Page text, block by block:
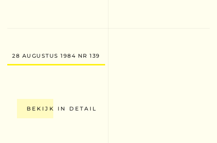
28 AUGUSTUS 1984 NR 139
BEKIJK IN DETAIL